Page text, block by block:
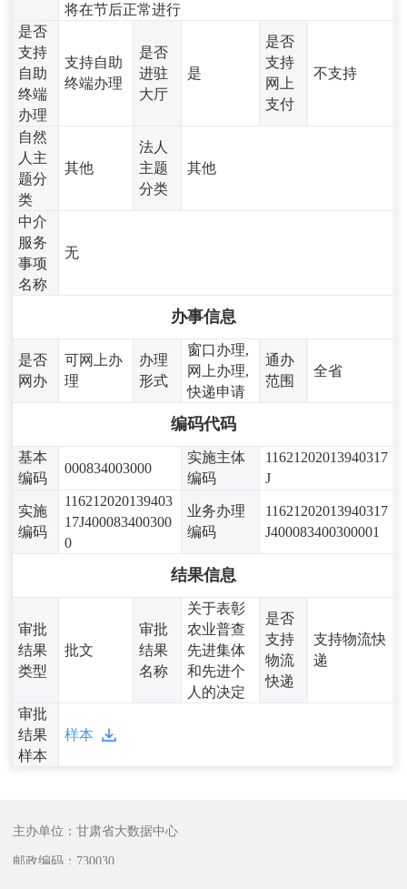
将在节后正常进行
是否
支持
自助
终端
办理
支持自助
终端办理
是否
进驻
大厅
是
是否
支持
网上
支付
不支持
自然
人主
题分
类
其他
法人
主题
分类
其他
中介
服务
事项
名称
无
办事信息
是否
网办
可网上办
理
办理
形式
窗口办理,
网上办理,
快递申请
通办
范围
全省
编码代码
基本
编码
000834003000
实施主体
编码
11621202013940317
J
实施
编码
116212020139403
17J400083400300
0
业务办理
编码
11621202013940317
J400083400300001
结果信息
审批
结果
类型
批文
审批
结果
名称
关于表彰
农业普查
先进集体
和先进个
人的决定
是否
支持
物流
快递
支持物流快
递
审批
结果
样本
样本
主办单位：甘肃省大数据中心
邮政编码：730030